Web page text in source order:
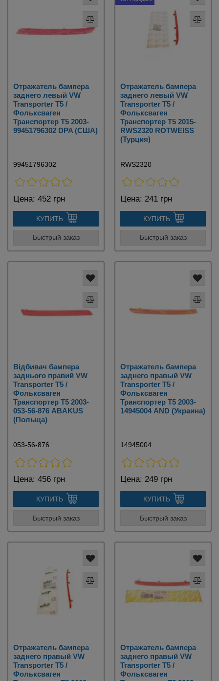
Отражатель бампера
заднего левый VW
Transporter T5 /
Фольксваген
Транспортер Т5 2003-
99451796302 DPA (США)
99451796302
Цена: 452 грн
КУПИТЬ
Быстрый заказ
Отражатель бампера
заднего левый VW
Transporter T5 /
Фольксваген
Транспортер Т5 2015-
RWS2320 ROTWEISS
(Турция)
RWS2320
Цена: 241 грн
КУПИТЬ
Быстрый заказ
Відбивач бампера
заднього правий VW
Transporter T5 /
Фольксваген
Транспортер Т5 2003-
053-56-876 ABAKUS
(Польща)
053-56-876
Цена: 456 грн
КУПИТЬ
Быстрый заказ
Отражатель бампера
заднего правый VW
Transporter T5 /
Фольксваген
Транспортер Т5 2003-
14945004 AND (Украина)
14945004
Цена: 249 грн
КУПИТЬ
Быстрый заказ
Отражатель бампера
заднего правый VW
Transporter T5 /
Фольксваген
Отражатель бампера
заднего правый VW
Transporter T5 /
Фольксваген